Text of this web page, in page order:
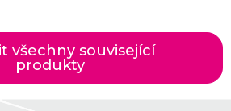
všechny související
produkty